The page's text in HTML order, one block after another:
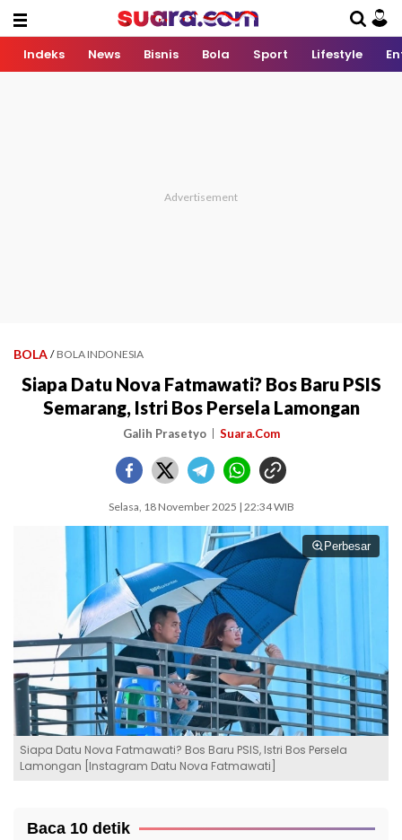
Indeks News Bisnis Bola Sport Lifestyle
BOLA / BOLA INDONESIA
Siapa Datu Nova Fatmawati? Bos Baru PSIS
Semarang, Istri Bos Persela Lamongan
Galih Prasetyo Suara.Com
Selasa, 18 November 2025 | 22:34 WIB
Perbesar
Siapa Datu Nova Fatmawati? Bos Baru PSIS, Istri Bos Persela
Lamongan [Instagram Datu Nova Fatmawati]
Baca 10 detik